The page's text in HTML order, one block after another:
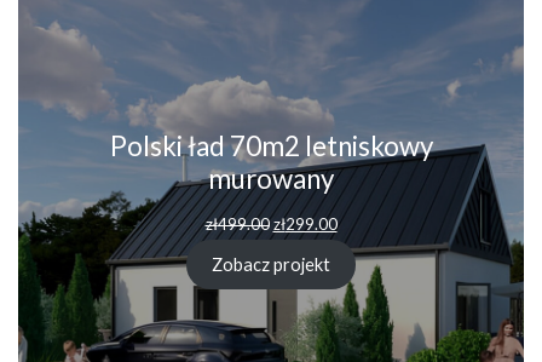
Polski ład 70m2 letniskowy
murowany
zł499.00Pierwotna
cena
wynosiła:
zł499.00.
zł299.00Aktualna
cena
wynosi:
zł299.00.
Zobacz projekt